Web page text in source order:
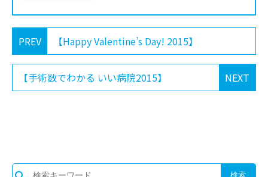
PREV 【Happy Valentine’s Day! 2015】
NEXT
【手術数でわかる いい病院2015】